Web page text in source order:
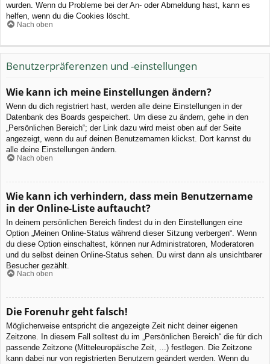
wurden. Wenn du Probleme bei der An- oder Abmeldung hast, kann es
helfen, wenn du die Cookies löscht.
Nach oben
Benutzerpräferenzen und -einstellungen
Wie kann ich meine Einstellungen ändern?
Wenn du dich registriert hast, werden alle deine Einstellungen in der
Datenbank des Boards gespeichert. Um diese zu ändern, gehe in den
„Persönlichen Bereich“; der Link dazu wird meist oben auf der Seite
angezeigt, wenn du auf deinen Benutzernamen klickst. Dort kannst du
alle deine Einstellungen ändern.
Nach oben
Wie kann ich verhindern, dass mein Benutzername
in der Online-Liste auftaucht?
In deinem persönlichen Bereich findest du in den Einstellungen eine
Option „Meinen Online-Status während dieser Sitzung verbergen“. Wenn
du diese Option einschaltest, können nur Administratoren, Moderatoren
und du selbst deinen Online-Status sehen. Du wirst dann als unsichtbarer
Besucher gezählt.
Nach oben
Die Forenuhr geht falsch!
Möglicherweise entspricht die angezeigte Zeit nicht deiner eigenen
Zeitzone. In diesem Fall solltest du im „Persönlichen Bereich“ die für dich
passende Zeitzone (Mitteleuropäische Zeit, ...) festlegen. Die Zeitzone
kann dabei nur von registrierten Benutzern geändert werden. Wenn du